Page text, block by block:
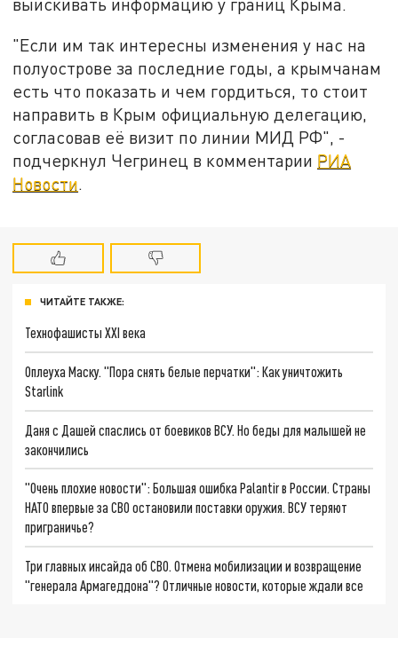
"Если им так интересны изменения у нас на
полуострове за последние годы, а крымчанам
есть что показать и чем гордиться, то стоит
направить в Крым официальную делегацию,
согласовав её визит по линии МИД РФ", -
подчеркнул Чегринец в комментарии РИА
Новости
ЧИТАЙТЕ ТАКЖЕ:
Технофашисты XXI века
Оплеуха Маску. "Пора снять белые перчатки": Как уничтожить
Starlink
Даня с Дашей спаслись от боевиков ВСУ. Но беды для малышей не
закончились
"Очень плохие новости": Большая ошибка Palantir в России. Страны
НАТО впервые за СВО остановили поставки оружия. ВСУ теряют
приграничье?
Три главных инсайда об СВО. Отмена мобилизации и возвращение
"генерала Армагеддона"? Отличные новости, которые ждали все